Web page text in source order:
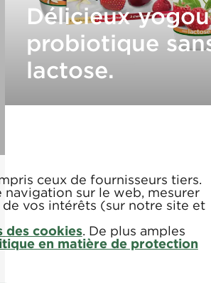
Délicieux
probiotique
lactose.
ceux de fournisseurs tiers.
sur le web, mesurer
vos intérêts (sur notre site et
des cookies. De plus amples
en matière de protection